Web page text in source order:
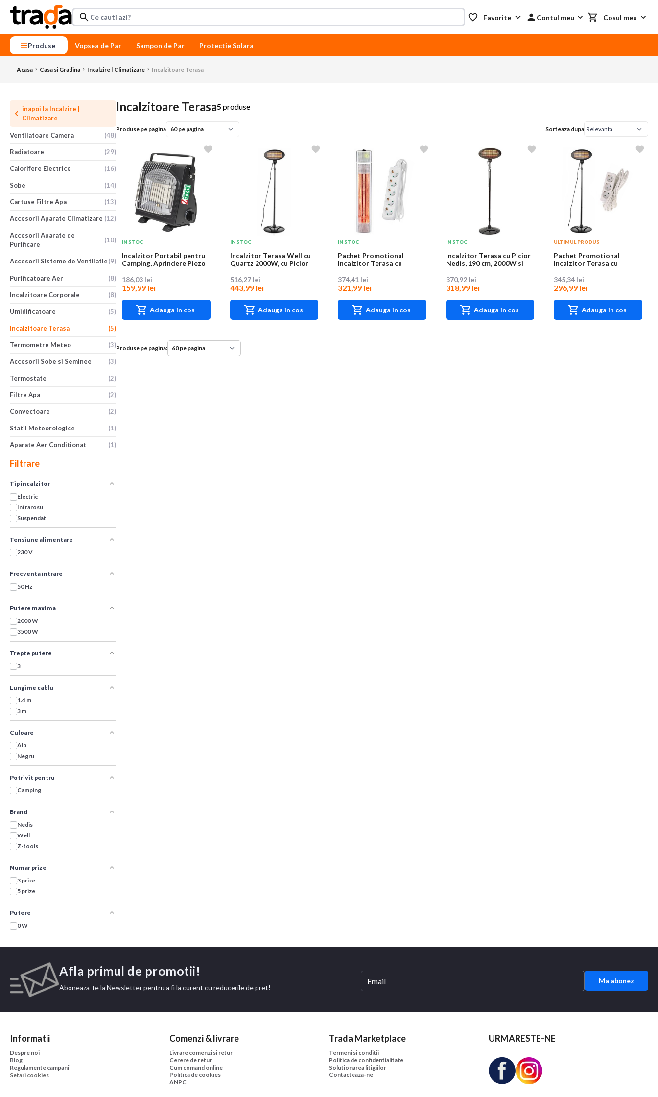
Contul meu
Favorite Cosul meu
Produse Vopsea de Par Sampon de Par Protectie Solara
Acasa Casa si Gradina Incalzire | Climatizare Incalzitoare Terasa
inapoi la Incalzire |
Climatizare
Ventilatoare Camera (48)
Radiatoare (29)
Calorifere Electrice (16)
Sobe (14)
Cartuse Filtre Apa (13)
Accesorii Aparate Climatizare (12)
Accesorii Aparate de
Purificare
(10)
Accesorii Sisteme de Ventilatie(9)
Purificatoare Aer (8)
Incalzitoare Corporale (8)
Umidificatoare (5)
Incalzitoare Terasa (5)
Termometre Meteo (3)
Accesorii Sobe si Seminee (3)
Termostate (2)
Filtre Apa (2)
Convectoare (2)
Statii Meteorologice (1)
Aparate Aer Conditionat (1)
Filtrare
Tip incalzitor
Electric
Infrarosu
Suspendat
Tensiune alimentare
230 V
Frecventa intrare
50 Hz
Putere maxima
2000 W
3500 W
Trepte putere
3
Lungime cablu
1.4 m
3 m
Culoare
Alb
Negru
Potrivit pentru
Camping
Brand
Nedis
Well
Z-tools
Numar prize
3 prize
5 prize
Putere
0 W
Incalzitoare Terasa5 produse
Produse pe pagina Sorteaza dupa
IN STOC
Incalzitor Portabil pentru
Camping, Aprindere Piezo
186,03 lei
159,99 lei
Adauga in cos
IN STOC
Incalzitor Terasa Well cu
Quartz 2000W, cu Picior
516,27 lei
443,99 lei
Adauga in cos
IN STOC
Pachet Promotional
Incalzitor Terasa cu
374,41 lei
321,99 lei
Adauga in cos
IN STOC
Incalzitor Terasa cu Picior
Nedis, 190 cm, 2000W si
370,92 lei
318,99 lei
Adauga in cos
ULTIMUL PRODUS
Pachet Promotional
Incalzitor Terasa cu
345,34 lei
296,99 lei
Adauga in cos
Produse pe pagina:
Afla primul de promotii!
Aboneaza-te la Newsletter pentru a fi la curent cu reducerile de pret!
Ma abonez
Informatii
Despre noi
Blog
Regulamente campanii
Setari cookies
Comenzi & livrare
Livrare comenzi si retur
Cerere de retur
Cum comand online
Politica de cookies
ANPC
Trada Marketplace
Termeni si conditii
Politica de confidentialitate
Solutionarea litigiilor
Contacteaza-ne
URMARESTE-NE